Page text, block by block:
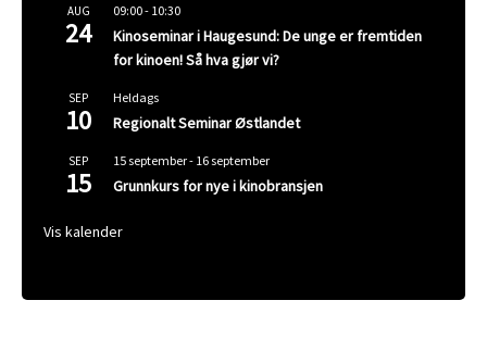
AUG
24
09:00- 10:30
Kinoseminar i Haugesund: De unge er fremtiden
for kinoen! Så hva gjør vi?
SEP
10
Heldags
Regionalt Seminar Østlandet
SEP
15
15 september- 16 september
Grunnkurs for nye i kinobransjen
Vis kalender